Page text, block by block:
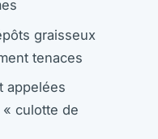
graisseux
tenaces
appelées
« culotte de